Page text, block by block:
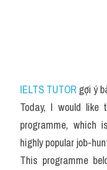
IELTS TUTOR gợi ý
Today, I would
programme, which
highly popular job-
This programme